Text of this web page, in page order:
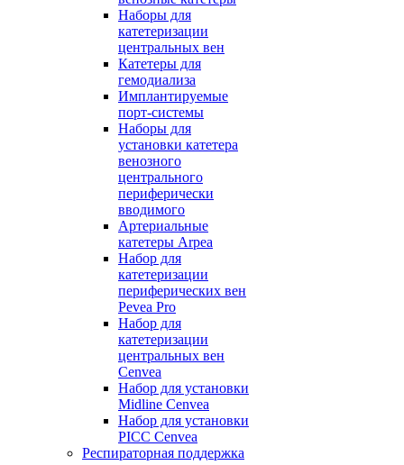
Наборы для
катетеризации
центральных вен
Катетеры для
гемодиализа
Имплантируемые
порт‑системы
Наборы для
установки катетера
венозного
центрального
периферически
вводимого
Артериальные
катетеры Arpea
Набор для
катетеризации
периферических вен
Pevea Pro
Набор для
катетеризации
центральных вен
Cenvea
Набор для установки
Midline Cenvea
Набор для установки
PICC Cenvea
Респираторная поддержка